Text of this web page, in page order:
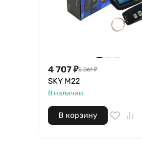
4 707₽5 061 ₽
SKY M22
В наличии
В корзину